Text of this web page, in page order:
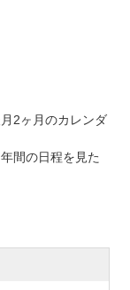
2ヶ月のカレンダ
間の日程を見た